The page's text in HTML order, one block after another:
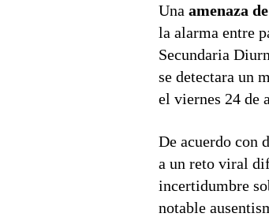
Unaamenaza
la alarma entre
Secundaria
se detectara un
el viernes 24 de
De acuerdo con
a un reto viral
incertidumbre
notable